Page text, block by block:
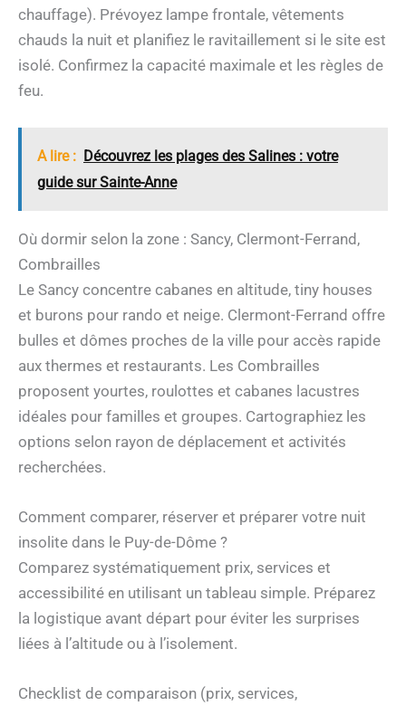
chauffage). Prévoyez lampe frontale, vêtements
chauds la nuit et planifiez le ravitaillement si le site est
isolé. Confirmez la capacité maximale et les règles de
feu.
A lire : Découvrez les plages des Salines : votre
guide sur Sainte-Anne
Où dormir selon la zone : Sancy, Clermont-Ferrand,
Combrailles
Le Sancy concentre cabanes en altitude, tiny houses
et burons pour rando et neige. Clermont-Ferrand offre
bulles et dômes proches de la ville pour accès rapide
aux thermes et restaurants. Les Combrailles
proposent yourtes, roulottes et cabanes lacustres
idéales pour familles et groupes. Cartographiez les
options selon rayon de déplacement et activités
recherchées.
Comment comparer, réserver et préparer votre nuit
insolite dans le Puy-de-Dôme ?
Comparez systématiquement prix, services et
accessibilité en utilisant un tableau simple. Préparez
la logistique avant départ pour éviter les surprises
liées à l’altitude ou à l’isolement.
Checklist de comparaison (prix, services,